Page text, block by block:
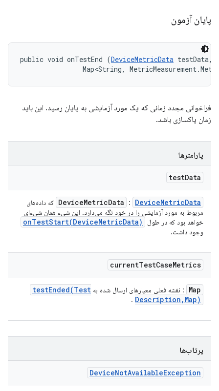
پایان آزمون
public void onTestEnd (DeviceMetricData testData,
Map<String,
فراخوانی مجدد زمانی که یک مورد آزمایشی به پایان رسید. این باید
زمان پاکسازی باشد.
پارامترها
testData
DeviceMetricData : DeviceMetricData
که داده‌های
مربوط به مورد آزمایشی را در خود نگه می‌دارد. این شیء همان شیء‌ای
خواهد بود که در طول
onTestStart(DeviceMetricData)
وجود داشت.
currentTestCaseMetrics
Map : نقشه فعلی معیارهای ارسال شده به testEnded(Test
Description , Map)
.
پرتاب‌ها
DeviceNotAvailableException